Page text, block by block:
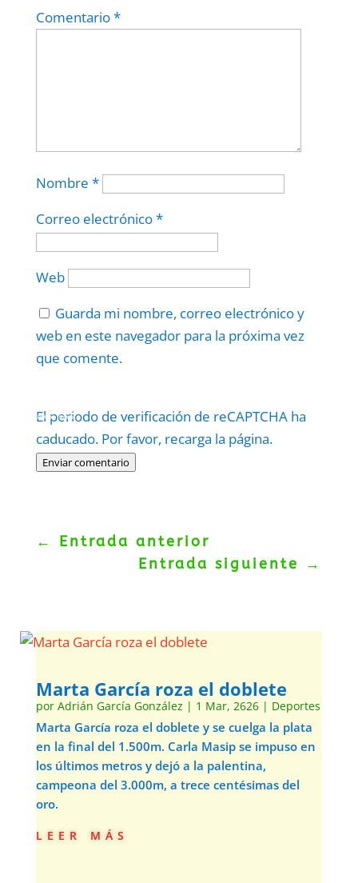
Comentario*
Nombre *
Correo electrónico*
Web
Guarda mi nombre, correo electrónico y
web en este navegador para la próxima vez
que comente.
El periodo de verificación de reCAPTCHA ha
caducado. Por favor, recarga la página.
Enviar comentario
Politica–Términos.
← Entrada anterior
Entrada siguiente
→
Marta García roza el doblete
por Adrián García González | 1 Mar, 2626| Deportes
Marta García roza el doblete y se cuelga la plata
en la final del 1.500m. Carla Masip se impuso en
los últimos metros y dejó a la palentina,
campeona del 3.000m, a trece centésimas del
oro.
leer más